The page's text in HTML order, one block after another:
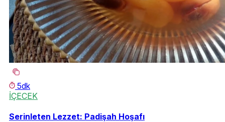
5dk
İÇECEK
Serinleten Lezzet: Padişah Hoşafı